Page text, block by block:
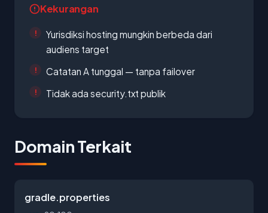
Kekurangan
Yurisdiksi hosting mungkin berbeda dari
audiens target
Catatan A tunggal — tanpa failover
Tidak ada security.txt publik
Domain Terkait
gradle.properties